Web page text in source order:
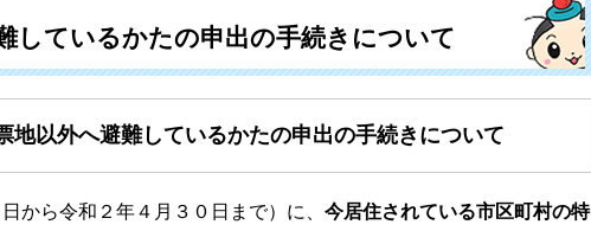
しているかたの申出の手続きについて
地以外へ避難しているかたの申出の手続きについて
ら令和２年４月３０日まで）に、 今居住されている市区町村の特